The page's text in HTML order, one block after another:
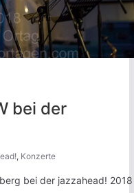
bei der
, Konzerte
bei der jazzahead! 2018